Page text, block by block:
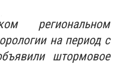
региональном
на период с
штормовое